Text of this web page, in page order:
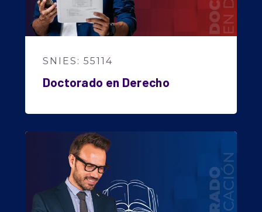
SNIES: 55114
Doctorado en Derecho